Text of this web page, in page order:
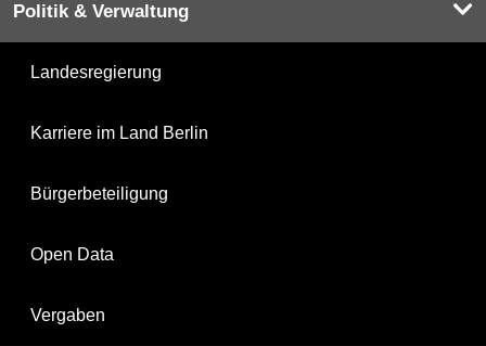
Politik & Verwaltung
Landesregierung
Karriere im Land Berlin
Bürgerbeteiligung
Open Data
Vergaben